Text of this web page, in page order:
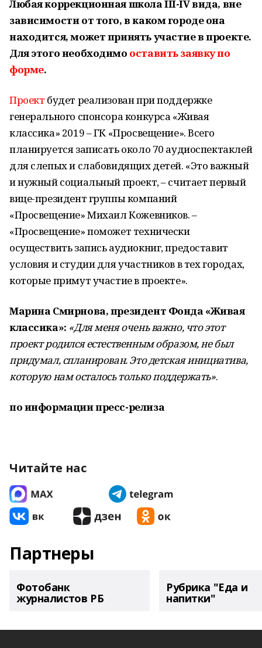
Любая коррекционная школа III-IV вида, вне
зависимости от того, в каком городе она
находится, может принять участие в проекте.
Для этого необходимо оставить заявку по
форме.
Проект будет реализован при поддержке
генерального спонсора конкурса «Живая
классика» 2019 – ГК «Просвещение». Всего
планируется записать около 70 аудиоспектаклей
для слепых и слабовидящих детей. «Это важный
и нужный социальный проект, – считает первый
вице-президент группы компаний
«Просвещение» Михаил Кожевников. –
«Просвещение» поможет технически
осуществить запись аудиокниг, предоставит
условия и студии для участников в тех городах,
которые примут участие в проекте».
Марина Смирнова, президент Фонда «Живая
классика»: «Для меня очень важно, что этот
проект родился естественным образом, не был
придумал, спланирован. Это детская инициатива,
которую нам осталось только поддержать».
по информации пресс-релиза
Читайте нас
Партнеры
Фотобанк
журналистов РБ
Рубрика "Еда и
напитки"